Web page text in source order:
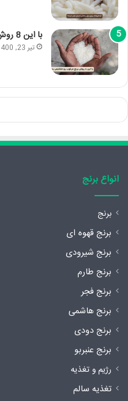
با این 8 روش برنج مرغوب رو تشخیص بده!
تیر 23, 1400
انواع برنج
برنج
برنج قهوه ای
برنج شیرودی
برنج طارم
برنج فجر
برنج هاشمی
برنج دودی
برنج عنبربو
رژیم و تغذیه
تغذیه سالم